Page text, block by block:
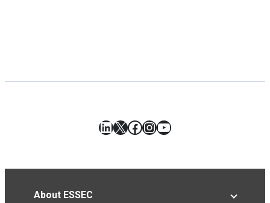
LinkedIn
X Facebook
Instagram
YouTube
About ESSEC